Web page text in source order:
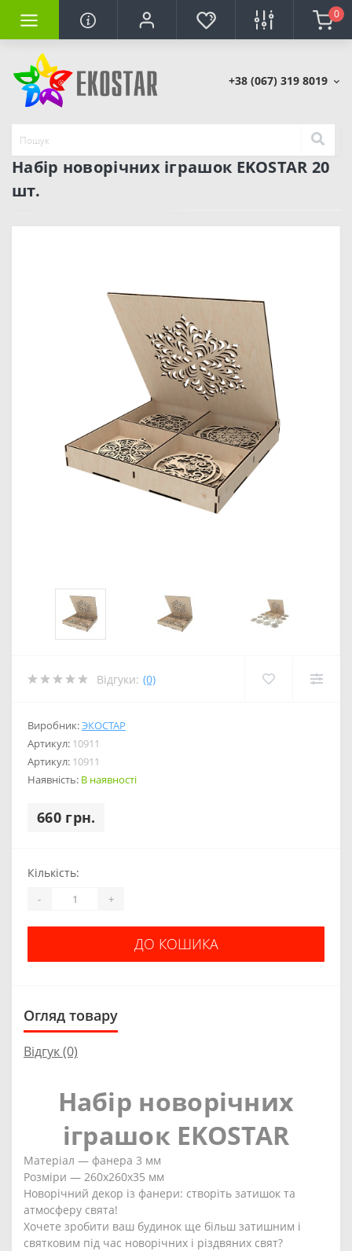
0
+38 (067) 319 8019
Набір новорічних іграшок EKOSTAR 20
шт.
Відгуки: (0)
Виробник:ЭКОСТАР
Артикул: 10911
Артикул: 10911
Наявність: В наявності
660 грн.
Кількість:
- +
ДО КОШИКА
Огляд товару
Відгук (0)
Набір новорічних
іграшок EKOSTAR
Матеріал — фанера 3 мм
Розміри — 260х260х35 мм
Новорічний декор із фанери: створіть затишок та
атмосферу свята!
Хочете зробити ваш будинок ще більш затишним і
святковим під час новорічних і різдвяних свят?